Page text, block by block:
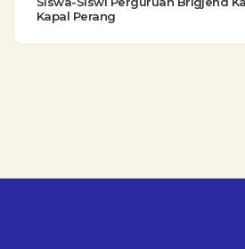
Kapal Perang